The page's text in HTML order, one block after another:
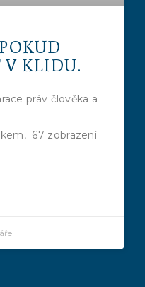
V KLIDU.
práv člověka a
67 zobrazení